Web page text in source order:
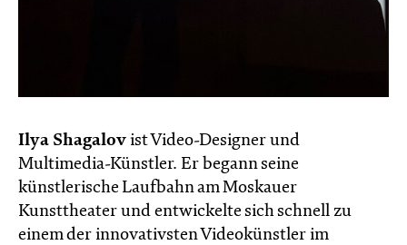
Ilya Shagalov ist Video-Designer und
Multimedia-Künstler. Er begann seine
künstlerische Laufbahn am Moskauer
Kunsttheater und entwickelte sich schnell zu
einem der innovativsten Videokünstler im